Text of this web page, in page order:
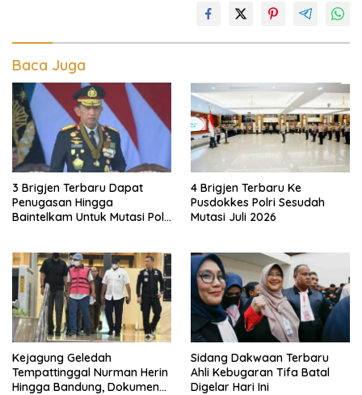
Baca Juga
3 Brigjen Terbaru Dapat
Penugasan Hingga
Baintelkam Untuk Mutasi Polri
4 Brigjen Terbaru Ke
Pusdokkes Polri Sesudah
Mutasi Juli 2026
Kejagung Geledah
Tempattinggal Nurman Herin
Hingga Bandung, Dokumen
Sidang Dakwaan Terbaru
Ahli Kebugaran Tifa Batal
Digelar Hari Ini